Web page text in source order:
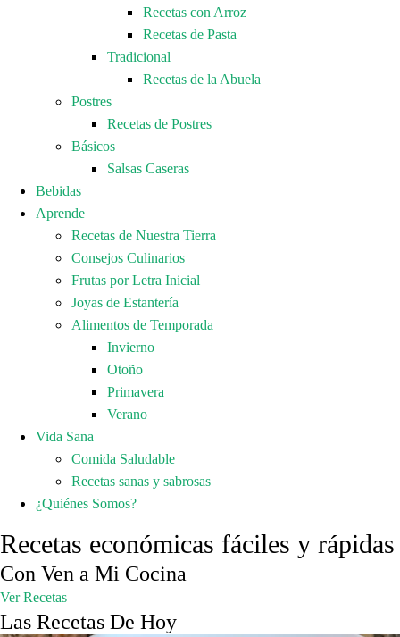
Recetas con Arroz
Recetas de Pasta
Tradicional
Recetas de la Abuela
Postres
Recetas de Postres
Básicos
Salsas Caseras
Bebidas
Aprende
Recetas de Nuestra Tierra
Consejos Culinarios
Frutas por Letra Inicial
Joyas de Estantería
Alimentos de Temporada
Invierno
Otoño
Primavera
Verano
Vida Sana
Comida Saludable
Recetas sanas y sabrosas
¿Quiénes Somos?
Recetas económicas fáciles y rápidas
Con Ven a Mi Cocina
Ver Recetas
Las Recetas De Hoy